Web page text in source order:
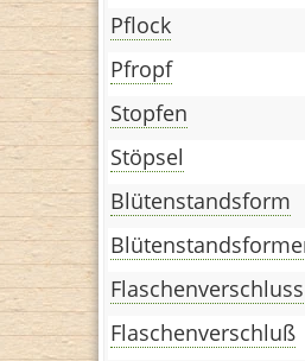
Pflock
Pfropf
Stopfen
Stöpsel
Blütenstandsform
Flaschenverschluss
Flaschenverschluß